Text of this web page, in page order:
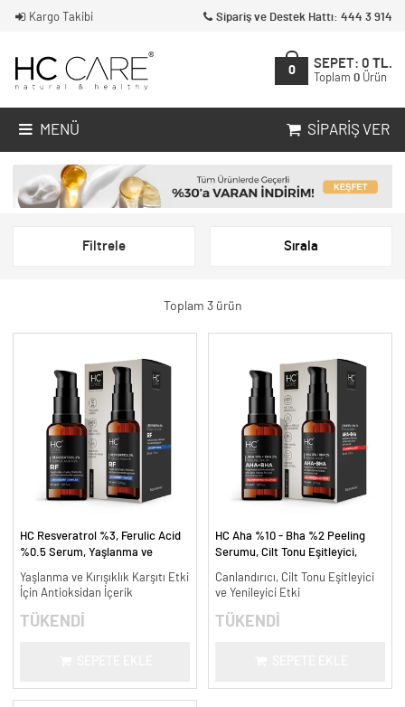
Kargo Takibi Sipariş ve Destek Hattı: 444 3 914
0
SEPET: 0 TL.
Toplam 0 Ürün
MENÜ SIPARIŞ VER
Filtrele Sırala
Toplam 3 ürün
HC Resveratrol %3, Ferulic Acid
%0.5 Serum, Yaşlanma ve
Yaşlanma ve Kırışıklık Karşıtı Etki
İçin Antioksidan İçerik
TÜKENDİ
HC Aha %10 - Bha %2 Peeling
Serumu, Cilt Tonu Eşitleyici,
Canlandırıcı, Cilt Tonu Eşitleyici
ve Yenileyici Etki
TÜKENDİ